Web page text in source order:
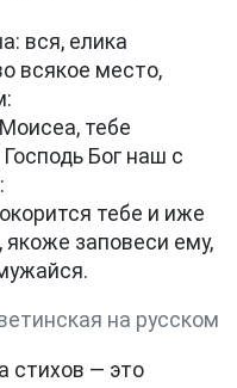
вся, елика
всякое место,
тебе
Бог наш с
тебе и иже
якоже заповеси ему,
на русском
стихов — это